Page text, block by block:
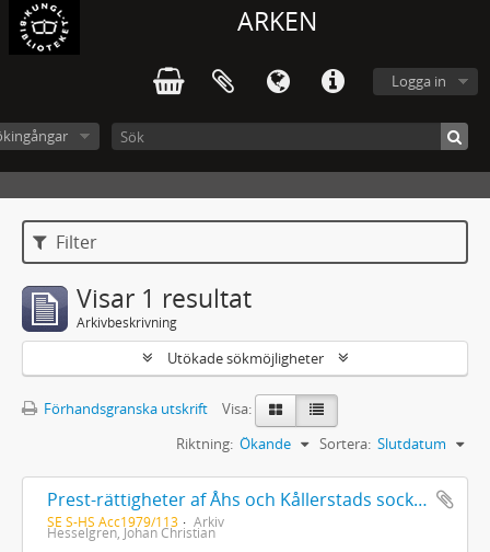
ARKEN
Logga in
Filter
Visar 1 resultat
Arkivbeskrivning
Utökade sökmöjligheter
Förhandsgranska utskrift
Visa:
Sortera: Slutdatum
Riktning: Ökande
Prest-rättigheter af Åhs och Kållerstads socknar från år 1826, fortsatt år 1848 af Johan Christian Hesselgren (1785-1862)
SE S-HS Acc1979/113 Arkiv
Hesselgren, Johan Christian